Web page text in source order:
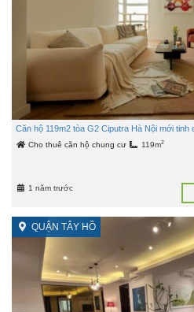
Căn hộ 119m2 tòa G2 Ciputra Hà Nội mới tinh
Cho thuê căn hộ chung cư 119m2
1 năm trước
QUẬN TÂY HỒ